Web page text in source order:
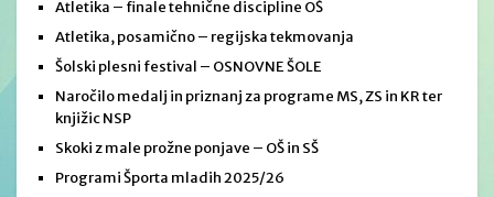
Atletika – finale tehnične discipline OŠ
Atletika, posamično – regijska tekmovanja
Šolski plesni festival – OSNOVNE ŠOLE
Naročilo medalj in priznanj za programe MS, ZS in KR ter
knjižic NSP
Skoki z male prožne ponjave – OŠ in SŠ
Programi Športa mladih 2025/26